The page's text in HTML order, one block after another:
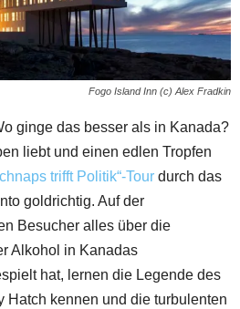
Fogo Island Inn (c) Alex Fradkin
ginge das besser als in Kanada?
liebt und einen edlen Tropfen
trifft Politik“-Tour durch das
goldrichtig. Auf der
Besucher alles über die
Alkohol in Kanadas
hat, lernen die Legende des
Hatch kennen und die turbulenten